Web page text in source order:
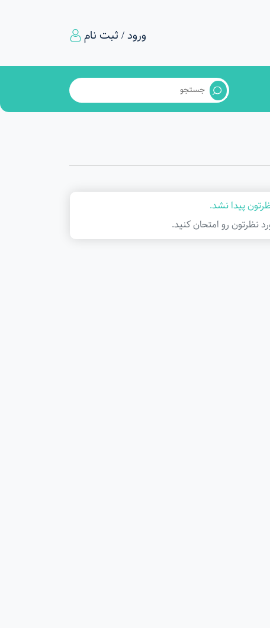
ورود / ثبت نام
پیدا نشد.
نظرتون رو امتحان کنید.